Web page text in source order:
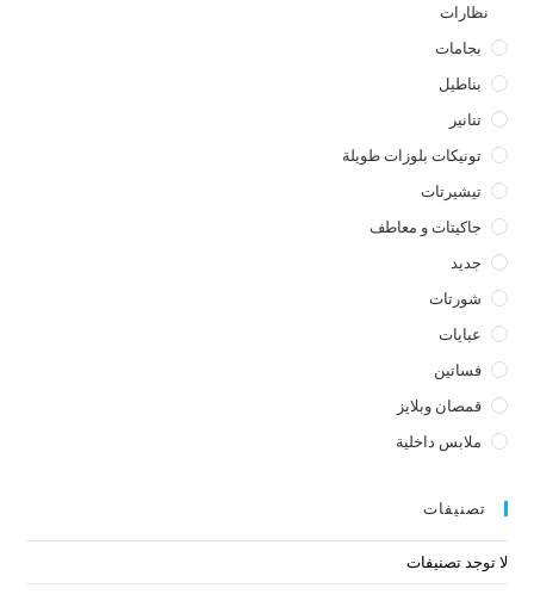
نظارات
بجامات
بناطيل
تنانير
تونيكات بلوزات طويلة
تيشيرتات
جاكيتات و معاطف
جديد
شورتات
عبايات
فساتين
قمصان وبلايز
ملابس داخلية
تصنيفات
لا توجد تصنيفات